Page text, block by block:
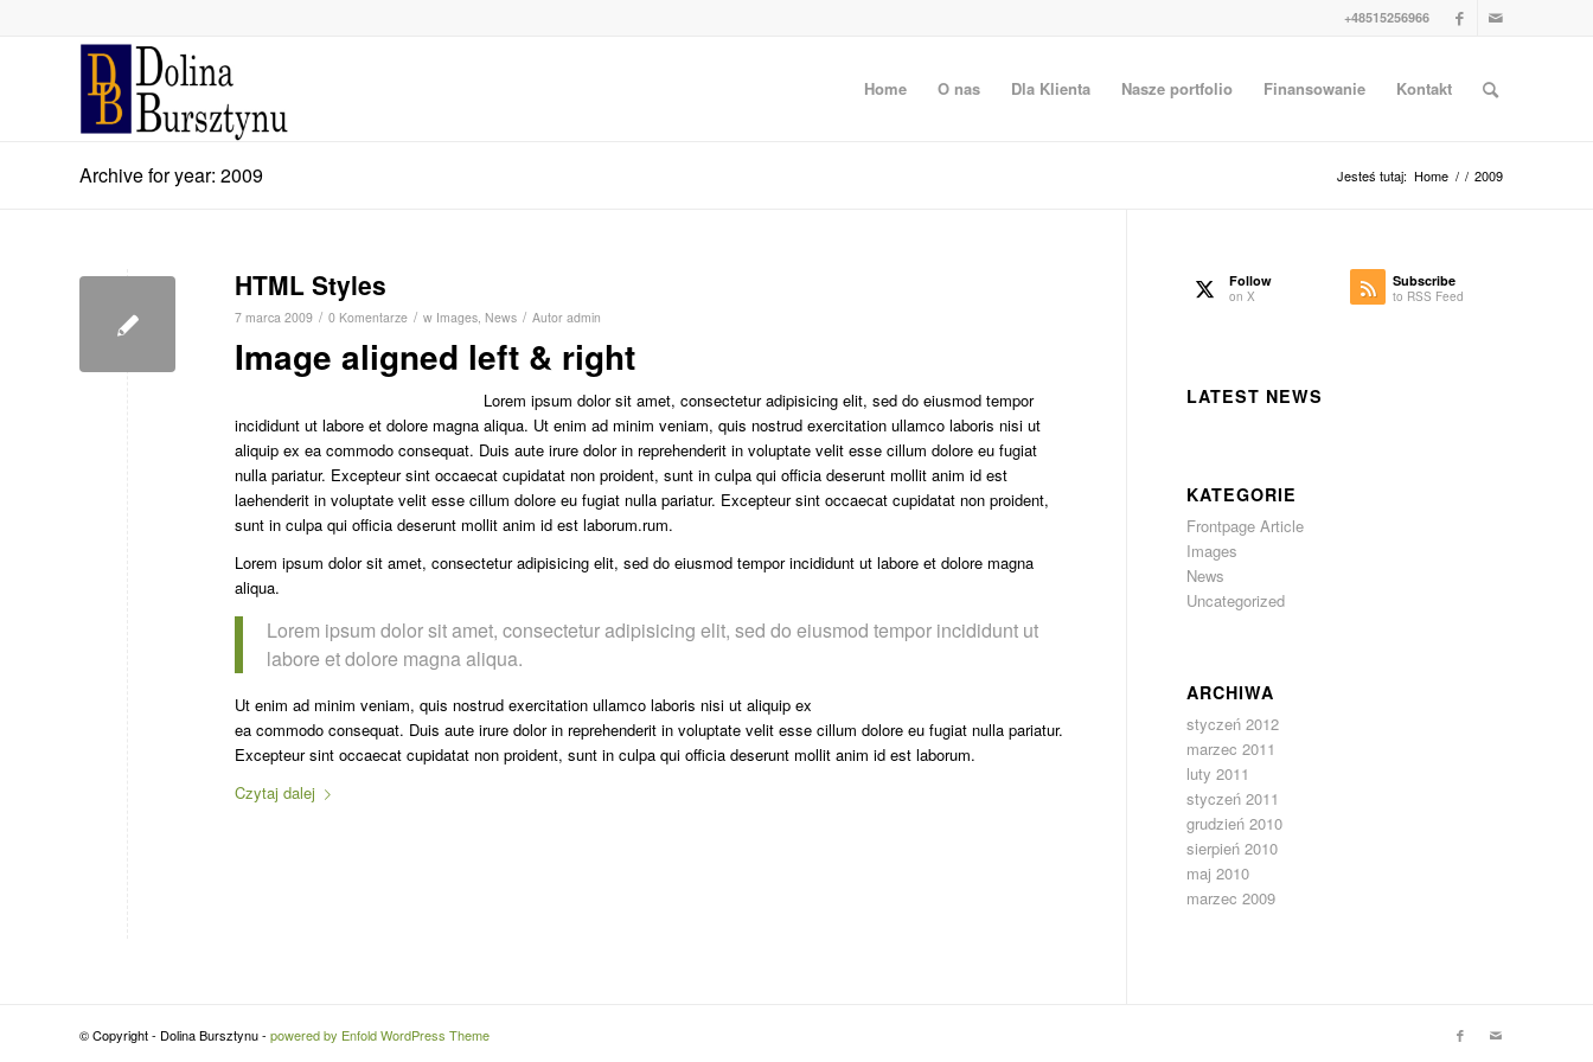
+48515256966
Home O nas Dla Klienta Nasze portfolio Finansowanie Kontakt
Archive for year: 2009 Jesteś tutaj: Home / / 2009
HTML Styles
7 marca 2009 / 0 Komentarze / w Images, News / Autor admin
Image aligned left & right
Lorem ipsum dolor sit amet, consectetur adipisicing elit, sed do eiusmod tempor
incididunt ut labore et dolore magna aliqua. Ut enim ad minim veniam, quis nostrud exercitation ullamco laboris nisi ut
aliquip ex ea commodo consequat. Duis aute irure dolor in reprehenderit in voluptate velit esse cillum dolore eu fugiat
nulla pariatur. Excepteur sint occaecat cupidatat non proident, sunt in culpa qui officia deserunt mollit anim id est
laehenderit in voluptate velit esse cillum dolore eu fugiat nulla pariatur. Excepteur sint occaecat cupidatat non proident,
sunt in culpa qui officia deserunt mollit anim id est laborum.rum.
Lorem ipsum dolor sit amet, consectetur adipisicing elit, sed do eiusmod tempor incididunt ut labore et dolore magna
aliqua.
Lorem ipsum dolor sit amet, consectetur adipisicing elit, sed do eiusmod tempor incididunt ut
labore et dolore magna aliqua.
Ut enim ad minim veniam, quis nostrud exercitation ullamco laboris nisi ut aliquip ex
ea commodo consequat. Duis aute irure dolor in reprehenderit in voluptate velit esse cillum dolore eu fugiat nulla pariatur.
Excepteur sint occaecat cupidatat non proident, sunt in culpa qui officia deserunt mollit anim id est laborum.
Czytaj dalej
Follow
on X
Subscribe
to RSS Feed
LATEST NEWS
KATEGORIE
Frontpage Article
Images
News
Uncategorized
ARCHIWA
styczeń 2012
marzec 2011
luty 2011
styczeń 2011
grudzień 2010
sierpień 2010
maj 2010
marzec 2009
© Copyright - Dolina Bursztynu - powered by Enfold WordPress Theme